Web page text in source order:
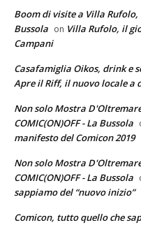
Boom di visite a Villa
Bussola on Villa Rufolo, il
Campani
Casafamiglia Oikos, drink e
Apre il Riff, il nuovo locale a
Non solo Mostra
COMIC(ON)OFF - La Bussola
manifesto del Comicon 2019
Non solo Mostra
COMIC(ON)OFF - La Bussola
sappiamo del “nuovo inizio”
Comicon, tutto quello che